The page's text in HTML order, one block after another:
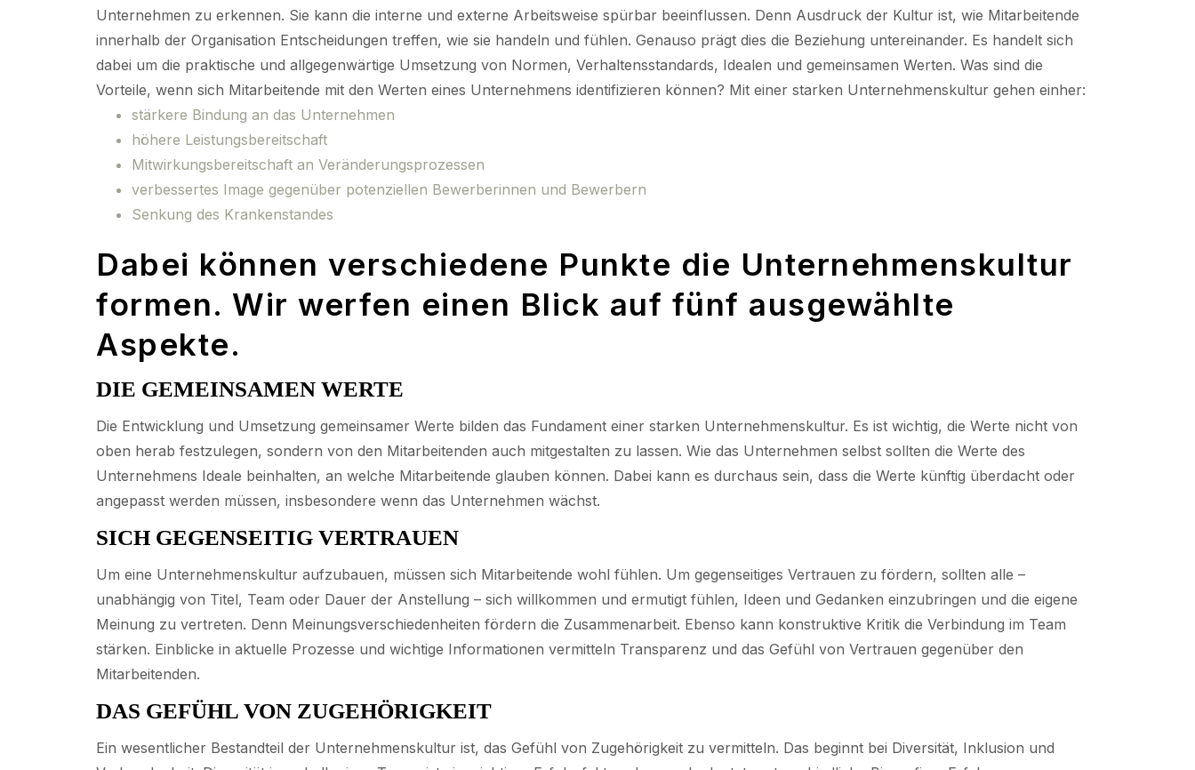
Unternehmen zu erkennen. Sie kann die interne und externe Arbeitsweise spürbar beeinflussen. Denn Ausdruck der Kultur ist, wie Mitarbeitende
innerhalb der Organisation Entscheidungen treffen, wie sie handeln und fühlen. Genauso prägt dies die Beziehung untereinander. Es handelt sich
dabei um die praktische und allgegenwärtige Umsetzung von Normen, Verhaltensstandards, Idealen und gemeinsamen Werten. Was sind die
Vorteile, wenn sich Mitarbeitende mit den Werten eines Unternehmens identifizieren können? Mit einer starken Unternehmenskultur gehen einher:
stärkere Bindung an das Unternehmen
höhere Leistungsbereitschaft
Mitwirkungsbereitschaft an Veränderungsprozessen
verbessertes Image gegenüber potenziellen Bewerberinnen und Bewerbern
Senkung des Krankenstandes
Dabei können verschiedene Punkte die Unternehmenskultur
formen. Wir werfen einen Blick auf fünf ausgewählte
Aspekte.
DIE GEMEINSAMEN WERTE
Die Entwicklung und Umsetzung gemeinsamer Werte bilden das Fundament einer starken Unternehmenskultur. Es ist wichtig, die Werte nicht von
oben herab festzulegen, sondern von den Mitarbeitenden auch mitgestalten zu lassen. Wie das Unternehmen selbst sollten die Werte des
Unternehmens Ideale beinhalten, an welche Mitarbeitende glauben können. Dabei kann es durchaus sein, dass die Werte künftig überdacht oder
angepasst werden müssen, insbesondere wenn das Unternehmen wächst.
SICH GEGENSEITIG VERTRAUEN
Um eine Unternehmenskultur aufzubauen, müssen sich Mitarbeitende wohl fühlen. Um gegenseitiges Vertrauen zu fördern, sollten alle –
unabhängig von Titel, Team oder Dauer der Anstellung – sich willkommen und ermutigt fühlen, Ideen und Gedanken einzubringen und die eigene
Meinung zu vertreten. Denn Meinungsverschiedenheiten fördern die Zusammenarbeit. Ebenso kann konstruktive Kritik die Verbindung im Team
stärken. Einblicke in aktuelle Prozesse und wichtige Informationen vermitteln Transparenz und das Gefühl von Vertrauen gegenüber den
Mitarbeitenden.
DAS GEFÜHL VON ZUGEHÖRIGKEIT
Ein wesentlicher Bestandteil der Unternehmenskultur ist, das Gefühl von Zugehörigkeit zu vermitteln. Das beginnt bei Diversität, Inklusion und